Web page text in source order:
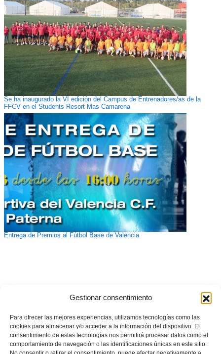
Gestionar consentimiento
Para ofrecer las mejores experiencias, utilizamos tecnologías como las
cookies para almacenar y/o acceder a la información del dispositivo. El
consentimiento de estas tecnologías nos permitirá procesar datos como el
comportamiento de navegación o las identificaciones únicas en este sitio.
Se ha inaugurado la VI edición del Campus de Entrenadores/as de la
FFCV en el Students Resort Mas Camarena
Entrega de Premios al Fútbol Base de Valencia